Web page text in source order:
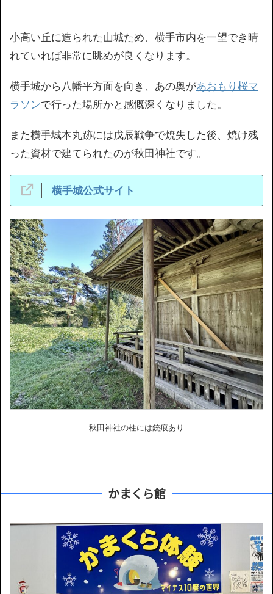
小高い丘に造られた山城ため、横手市内を一望でき晴
れていれば非常に眺めが良くなります。
横手城から八幡平方面を向き、あの奥があおもり桜マ
ラソンで行った場所かと感慨深くなりました。
また横手城本丸跡には戊辰戦争で焼失した後、焼け残
った資材で建てられたのが秋田神社です。
横手城公式サイト
秋田神社の柱には銃痕あり
かまくら館